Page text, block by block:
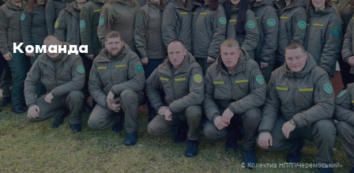
Команда
© Колектив НПП «Черемоський»